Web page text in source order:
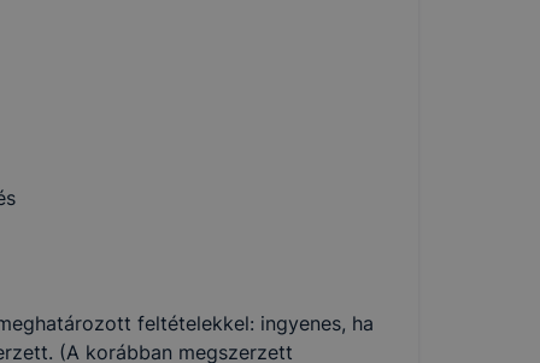
feltételekkel: ingyenes, ha
(A korábban megszerzett
honlap a